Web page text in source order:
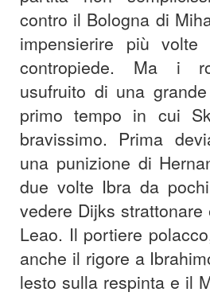
contro il Bologna di
impensierire più
contropiede. Ma i
usufruito di una
primo tempo in cui
bravissimo. Prima
una punizione di
due volte Ibra da
vedere Dijks
Leao. Il portiere
anche il rigore a
lesto sulla respinta e il